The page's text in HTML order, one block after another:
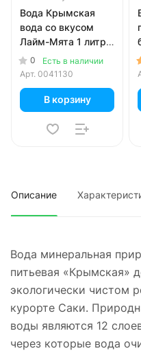
Вода Крымская
вода со вкусом
Лайм-Мята 1 литр,
газ, пэт, 12 шт. в уп.
0
Есть в наличии
Арт. 0041130
В корзину
Описание
Вода минеральная
питьевая «Крымская»
экологически чистом
курорте Саки.
воды являются 12
через которые вода